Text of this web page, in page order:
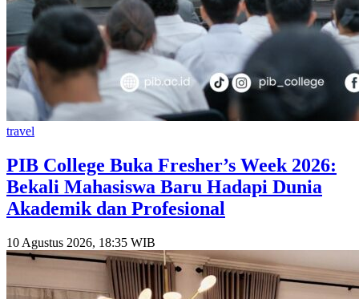
travel
PIB College Buka Fresher’s Week 2026:
Bekali Mahasiswa Baru Hadapi Dunia
Akademik dan Profesional
10 Agustus 2026, 18:35 WIB